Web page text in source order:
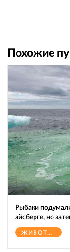
Похожие
Рыбаки
айсберге, но
ЖИВОТНЫЕ